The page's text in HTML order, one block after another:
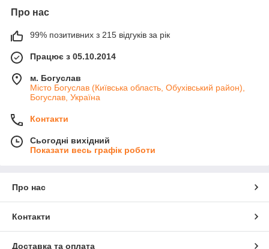
Про нас
99% позитивних з 215 відгуків за рік
Працює з 05.10.2014
м. Богуслав
Місто Богуслав (Київська область, Обухівський район),
Богуслав, Україна
Контакти
Сьогодні вихідний
Показати весь графік роботи
Про нас
Контакти
Доставка та оплата